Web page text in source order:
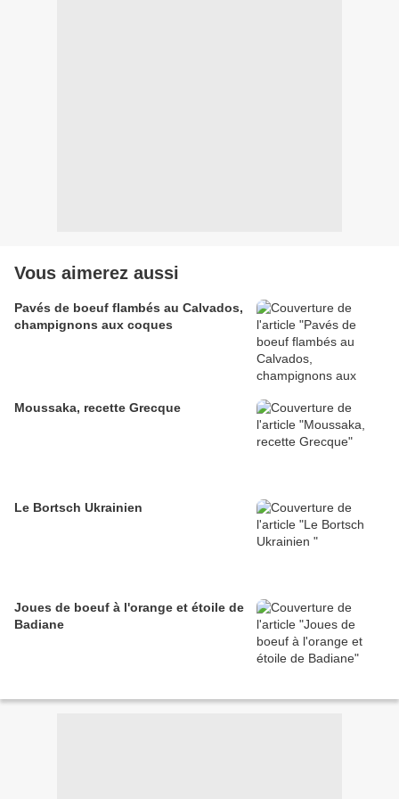
Vous aimerez aussi
Pavés de boeuf flambés au Calvados,
champignons aux coques
Moussaka, recette Grecque
Le Bortsch Ukrainien
Joues de boeuf à l'orange et étoile de
Badiane